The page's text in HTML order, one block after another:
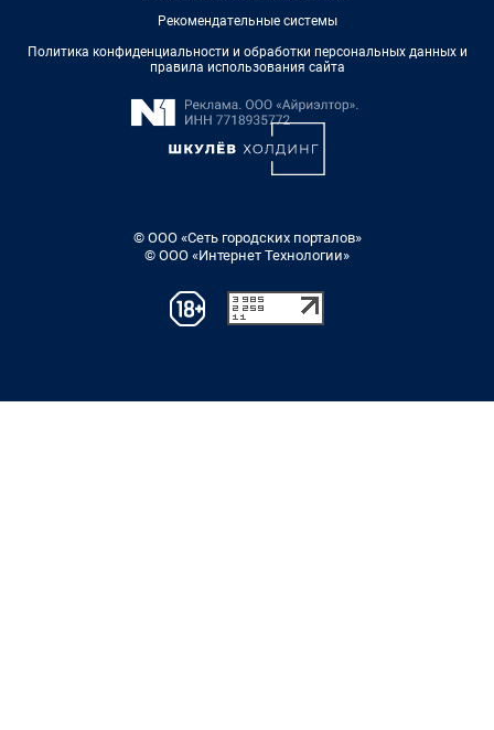
Рекомендательные системы
Политика конфиденциальности и обработки персональных данных и
правила использования сайта
© ООО «Сеть городских порталов»
© ООО «Интернет Технологии»